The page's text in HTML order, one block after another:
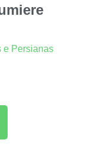
e Persianas